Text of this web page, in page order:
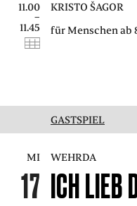
11.00
–
11.45
KRISTO ŠAGOR
für Menschen ab
GASTSPIEL
MI
17
WEHRDA
ICH LIEB